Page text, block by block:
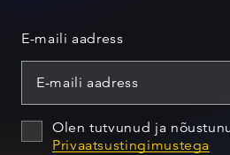
E-maili aadress
Olen tutvunud ja
Privaatsustingimustega